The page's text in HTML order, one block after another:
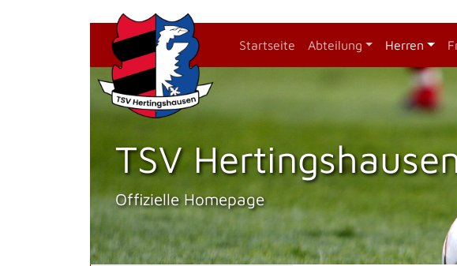
Startseite Abteilung Herren
TSV
Offizielle Homepage